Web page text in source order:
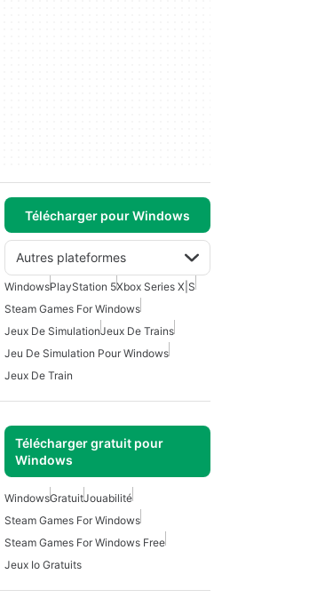
Télécharger pour Windows
Autres plateformes
WindowsPlayStation 5Xbox Series X|S
Steam Games For Windows
Jeux De SimulationJeux De Trains
Jeu De Simulation Pour Windows
Jeux De Train
Télécharger gratuit pour
Windows
WindowsGratuitJouabilité
Steam Games For Windows
Steam Games For Windows Free
Jeux Io Gratuits